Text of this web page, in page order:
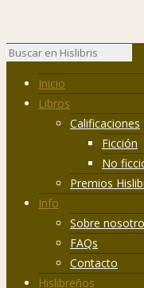
Inicio
Libros
Calificaciones
Ficción
No
Premios
Info
Sobre
FAQs
Contacto
Hislibreños